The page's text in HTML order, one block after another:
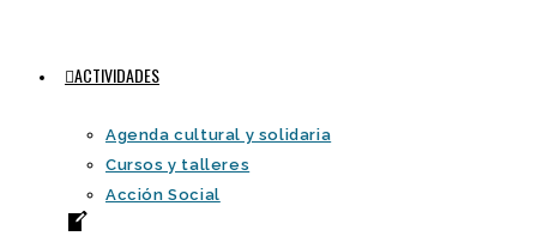
ACTIVIDADES
Agenda cultural y solidaria
Cursos y talleres
Acción Social